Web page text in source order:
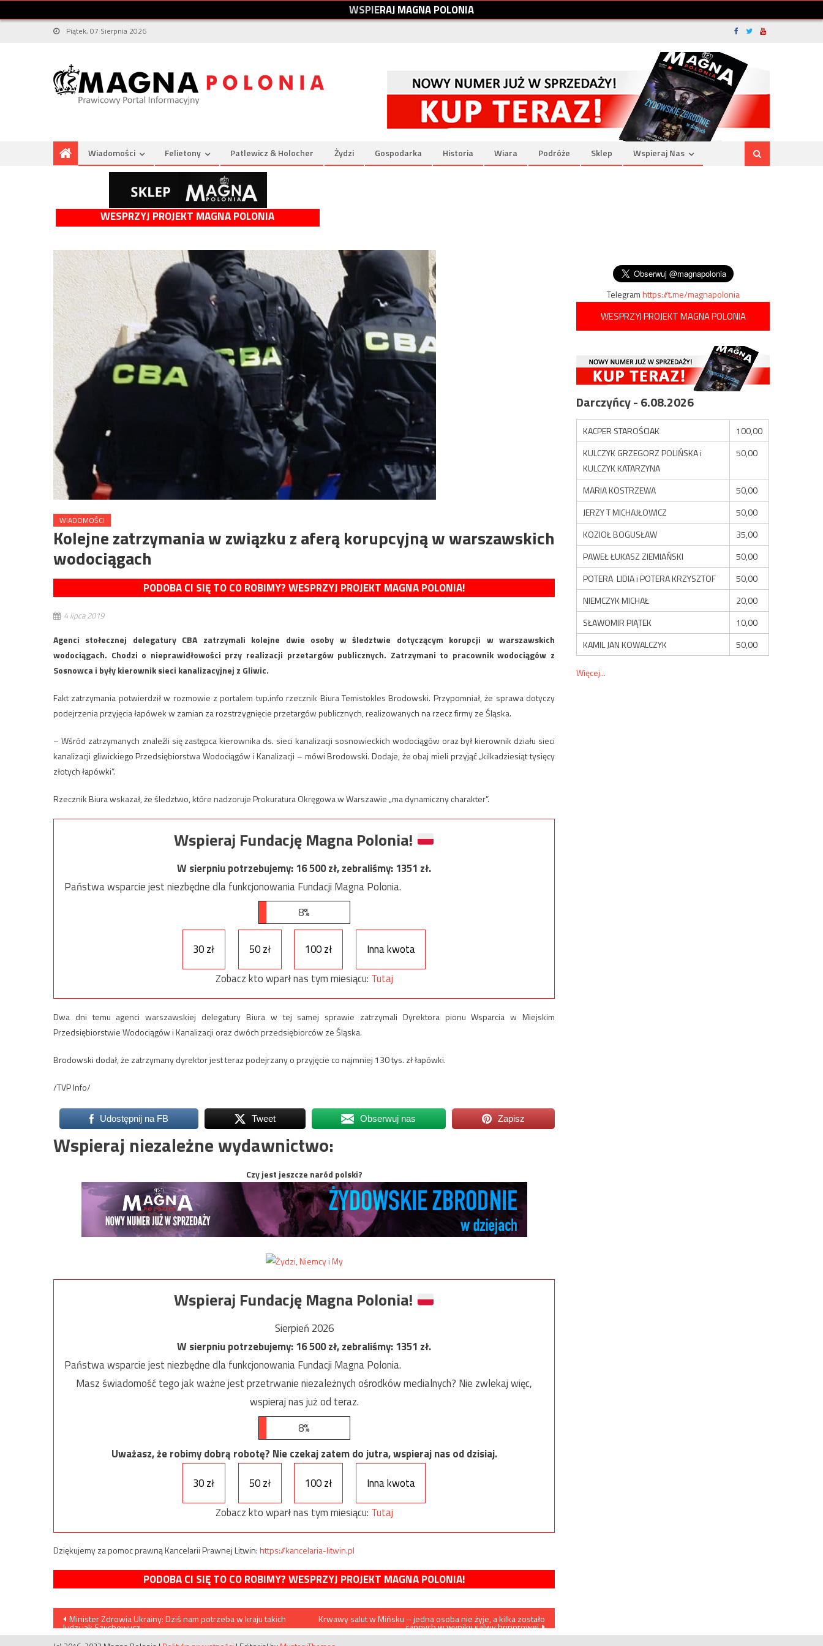
WSPIERAJMAGNAPOLONIA
Piątek, 07 Sierpnia 2026
Wiadomości Felietony Patlewicz & Holocher Żydzi Gospodarka Historia Wiara Podróże Sklep Wspieraj Nas
WESPRZYJ PROJEKT MAGNA POLONIA
WIADOMOŚCI
Kolejne zatrzymania w związku z aferą korupcyjną w warszawskich
wodociągach
PODOBA CI SIĘ TO CO ROBIMY? WESPRZYJ PROJEKT MAGNA POLONIA!
4 lipca 2019
Agenci stołecznej delegatury CBA zatrzymali kolejne dwie osoby w śledztwie dotyczącym korupcji w warszawskich
wodociągach. Chodzi o nieprawidłowości przy realizacji przetargów publicznych. Zatrzymani to pracownik wodociągów z
Sosnowca i były kierownik sieci kanalizacyjnej z Gliwic.
Fakt zatrzymania potwierdził w rozmowie z portalem tvp.info rzecznik Biura Temistokles Brodowski. Przypomniał, że sprawa dotyczy
podejrzenia przyjęcia łapówek w zamian za rozstrzygnięcie przetargów publicznych, realizowanych na rzecz firmy ze Śląska.
– Wśród zatrzymanych znaleźli się zastępca kierownika ds. sieci kanalizacji sosnowieckich wodociągów oraz był kierownik działu sieci
kanalizacji gliwickiego Przedsiębiorstwa Wodociągów i Kanalizacji – mówi Brodowski. Dodaje, że obaj mieli przyjąć „kilkadziesiąt tysięcy
złotych łapówki”.
Rzecznik Biura wskazał, że śledztwo, które nadzoruje Prokuratura Okręgowa w Warszawie „ma dynamiczny charakter”.
Wspieraj Fundację Magna Polonia!
W sierpniu potrzebujemy:16 500zł, zebraliśmy:1351 zł.
Państwa wsparcie jest niezbędne dla funkcjonowania Fundacji Magna Polonia.
8%
30 zł 50 zł 100 zł
Inna kwota
Zobacz kto wparł nas tym miesiącu: Tutaj
Dwa dni temu agenci warszawskiej delegatury Biura w tej samej sprawie zatrzymali Dyrektora pionu Wsparcia w Miejskim
Przedsiębiorstwie Wodociągów i Kanalizacji oraz dwóch przedsiębiorców ze Śląska.
Brodowski dodał, że zatrzymany dyrektor jest teraz podejrzany o przyjęcie co najmniej 130 tys. zł łapówki.
/TVP Info/
Udostępnij na FB Tweet Obserwuj nas Zapisz
Wspieraj niezależne wydawnictwo:
Czy jest jeszcze naród polski?
Wspieraj Fundację Magna Polonia!
Sierpień 2026
W sierpniu potrzebujemy:16 500zł, zebraliśmy:1351 zł.
Państwa wsparcie jest niezbędne dla funkcjonowania Fundacji Magna Polonia.
Masz świadomość tego jak ważne jest przetrwanie niezależnych ośrodków medialnych? Nie zwlekaj więc,
wspieraj nas już od teraz.
8%
Uważasz, że robimy dobrą robotę? Nie czekaj zatem do jutra, wspieraj nas od dzisiaj.
30 zł
50 zł 100 zł
Inna kwota
Zobacz kto wparł nas tym miesiącu: Tutaj
Dziękujemy za pomoc prawną Kancelarii Prawnej Litwin:https://kancelaria-litwin.pl
PODOBA CI SIĘ TO CO ROBIMY? WESPRZYJ PROJEKT MAGNA POLONIA!
Nawigacja
Minister Zdrowia Ukrainy: Dziś nam potrzeba w kraju takich
ludzi jak Szuchewycz
Krwawy salut w Mińsku – jedna osoba nie żyje, a kilka zostało
rannych w wyniku salwy honorowej
Telegramhttps://t.me/magnapolonia
WESPRZYJ PROJEKT MAGNA POLONIA
Darczyńcy - 6.08.2026
KACPER STAROŚCIAK
100,00
KULCZYK GRZEGORZ POLIŃSKA i
KULCZYK KATARZYNA
50,00
MARIA KOSTRZEWA
50,00
JERZY T MICHAJŁOWICZ
50,00
KOZIOŁ BOGUSŁAW
35,00
PAWEŁ ŁUKASZ ZIEMIAŃSKI
50,00
POTERA LIDIA i POTERA KRZYSZTOF
50,00
NIEMCZYK MICHAŁ
20,00
SŁAWOMIR PIĄTEK
10,00
KAMIL JAN KOWALCZYK
50,00
Więcej...